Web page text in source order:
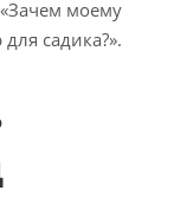
моему
садика?».